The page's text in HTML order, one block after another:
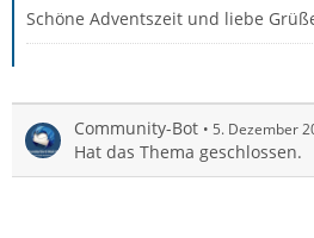
Schöne Adventszeit und liebe
Community-Bot 5. Dezember
Hat das Thema geschlossen.